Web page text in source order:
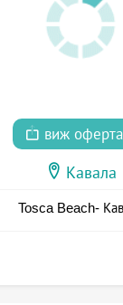
виж
Кавала
Tosca Beach-